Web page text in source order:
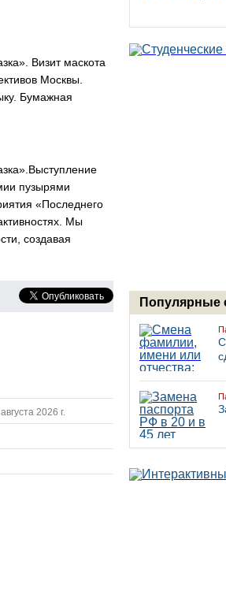
Визит маскота
Москвы.
Бумажная
Выступление
и пузырями
«Последнего
Мы
создавая
2026 г.
Популярные